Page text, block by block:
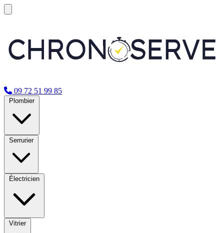
09 72 51 99 85
Plombier
Serrurier
Électricien
Vitrier